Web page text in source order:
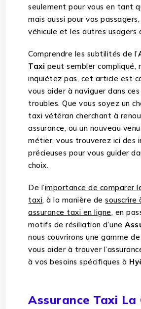
seulement pour vous en tant
mais aussi pour vos
véhicule et les autres usagers
Comprendre les subtilités de l’
Taxi peut sembler compliqué,
inquiétez pas, cet article est
vous aider à naviguer dans
troubles. Que vous soyez un
taxi vétéran cherchant à
assurance, ou un nouveau
métier, vous trouverez ici des
précieuses pour vous guider
choix.
De l’importance de comparer
taxi, à la manière desouscrire
assurance taxi en ligne, en
motifs de résiliation d’une
nous couvrirons une gamme
vous aider à trouver
à vos besoins spécifiques à
Assurance Taxi La